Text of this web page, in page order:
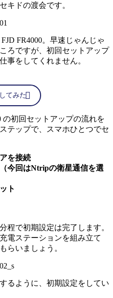
キドの渡会です。
FR4000。早速じゃんじゃ
ろですが、初回セットアップ
事をしてくれません。
てみた
の初回セットアップの流れを
テップで、スマホひとつでセ
を接続
今回はNtripの衛星通信を選
ト
程で初期設定は完了します。
電ステーションを組み立て
らいましょう。
るように、初期設定をしてい